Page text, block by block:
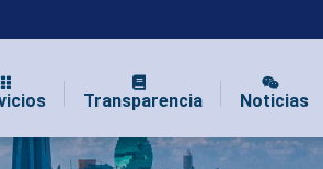
Transparencia Noticias